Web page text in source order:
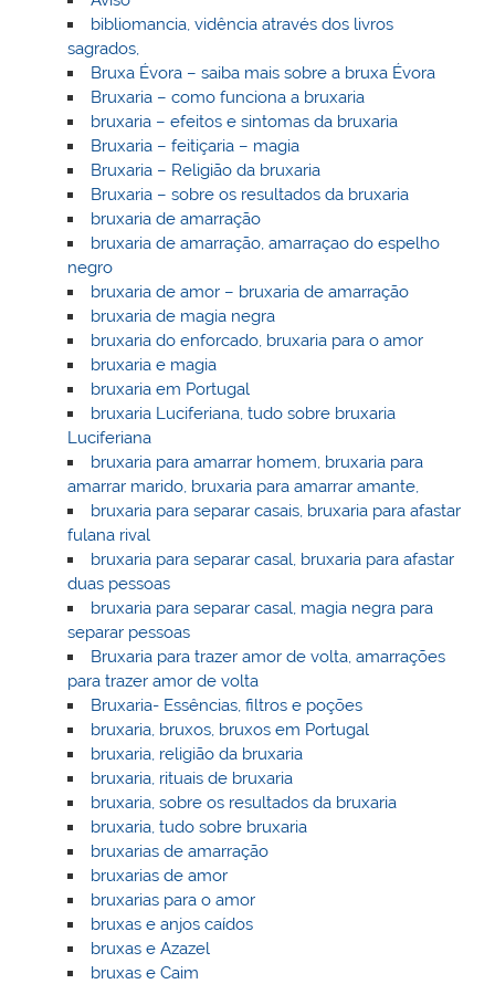
bibliomancia, vidência através dos livros
sagrados,
Bruxa Évora – saiba mais sobre a bruxa Évora
Bruxaria – como funciona a bruxaria
bruxaria – efeitos e sintomas da bruxaria
Bruxaria – feitiçaria – magia
Bruxaria – Religião da bruxaria
Bruxaria – sobre os resultados da bruxaria
bruxaria de amarração
bruxaria de amarração, amarraçao do espelho
negro
bruxaria de amor – bruxaria de amarração
bruxaria de magia negra
bruxaria do enforcado, bruxaria para o amor
bruxaria e magia
bruxaria em Portugal
bruxaria Luciferiana, tudo sobre bruxaria
Luciferiana
bruxaria para amarrar homem, bruxaria para
amarrar marido, bruxaria para amarrar amante,
bruxaria para separar casais, bruxaria para afastar
fulana rival
bruxaria para separar casal, bruxaria para afastar
duas pessoas
bruxaria para separar casal, magia negra para
separar pessoas
Bruxaria para trazer amor de volta, amarrações
para trazer amor de volta
Bruxaria- Essências, filtros e poções
bruxaria, bruxos, bruxos em Portugal
bruxaria, religião da bruxaria
bruxaria, rituais de bruxaria
bruxaria, sobre os resultados da bruxaria
bruxaria, tudo sobre bruxaria
bruxarias de amarração
bruxarias de amor
bruxarias para o amor
bruxas e anjos caídos
bruxas e Azazel
bruxas e Caim